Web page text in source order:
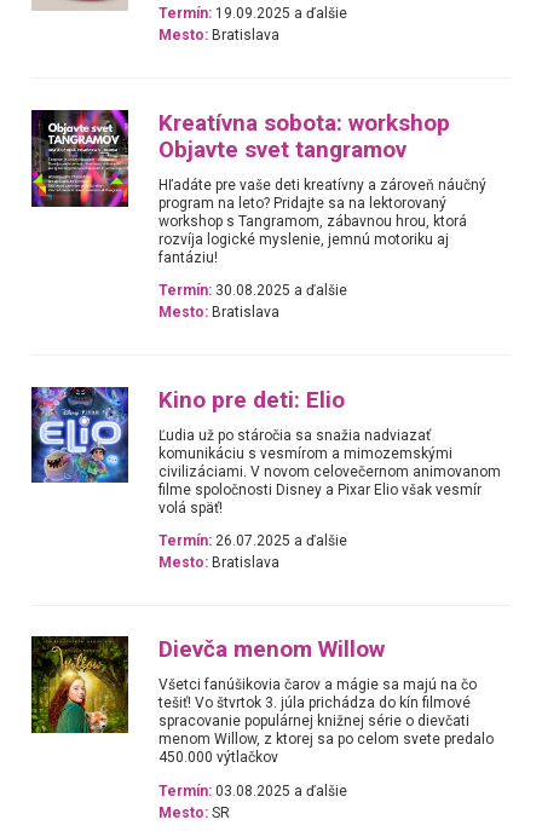
Termín: 19.09.2025 a ďalšie
Mesto: Bratislava
Kreatívna sobota: workshop
Objavte svet tangramov
Hľadáte pre vaše deti kreatívny a zároveň náučný
program na leto? Pridajte sa na lektorovaný
workshop s Tangramom, zábavnou hrou, ktorá
rozvíja logické myslenie, jemnú motoriku aj
fantáziu!
Termín: 30.08.2025 a ďalšie
Mesto: Bratislava
Kino pre deti: Elio
Ľudia už po stáročia sa snažia nadviazať
komunikáciu s vesmírom a mimozemskými
civilizáciami. V novom celovečernom animovanom
filme spoločnosti Disney a Pixar Elio však vesmír
volá späť!
Termín: 26.07.2025 a ďalšie
Mesto: Bratislava
Dievča menom Willow
Všetci fanúšikovia čarov a mágie sa majú na čo
tešiť! Vo štvrtok 3. júla prichádza do kín filmové
spracovanie populárnej knižnej série o dievčati
menom Willow, z ktorej sa po celom svete predalo
450.000 výtlačkov
Termín: 03.08.2025 a ďalšie
Mesto: SR